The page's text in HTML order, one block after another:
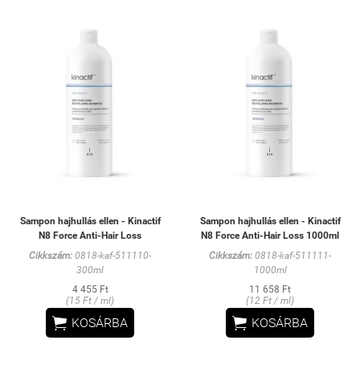
Sampon hajhullás ellen - Kinactif
N8 Force Anti-Hair Loss
Cikkszám: 0818-kaf-511110-
300ml
4 455 Ft
(15 Ft / ml)
 KOSÁRBA
Sampon hajhullás ellen - Kinactif
N8 Force Anti-Hair Loss 1000ml
Cikkszám: 0818-kaf-511111-
1000ml
11 658 Ft
(12 Ft / ml)
 KOSÁRBA